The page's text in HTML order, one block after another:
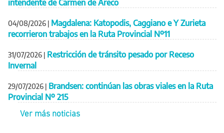
intendente de Carmen de Areco
04/08/2026 | Magdalena: Katopodis, Caggiano e Y Zurieta
recorrieron trabajos en la Ruta Provincial Nº11
31/07/2026 | Restricción de tránsito pesado por Receso
Invernal
29/07/2026 | Brandsen: continúan las obras viales en la Ruta
Provincial Nº 215
Ver más noticias